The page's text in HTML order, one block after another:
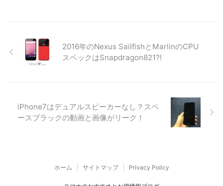
2016年のNexus SailfishとMarlinのCPU
スペックはSnapdragon821?!
iPhone7はデュアルスピーカーなし？スペ
ースブラックの動画と画像がリーク！
ホーム サイトマップ Privacy Policy